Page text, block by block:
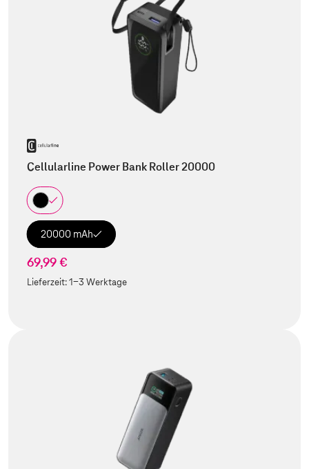
Cellularline Power Bank Roller 20000
20000 mAh
69,99 €
Lieferzeit:1-3 Werktage